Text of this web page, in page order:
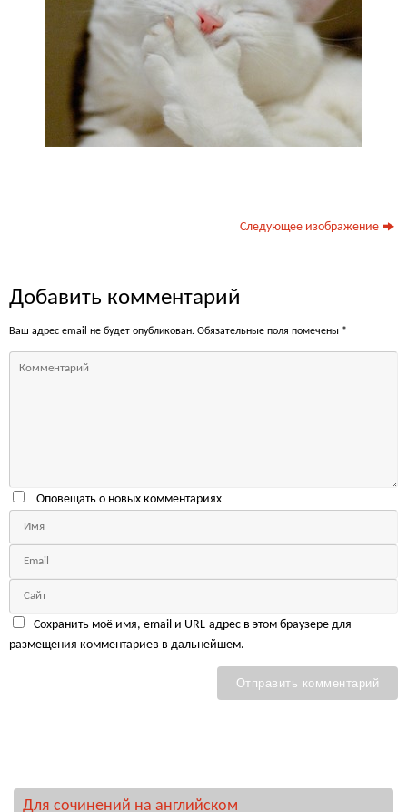
Следующее изображение
Добавить комментарий
Ваш адрес email не будет опубликован. Обязательные поля помечены *
Оповещать о новых комментариях
Сохранить моё имя, email и URL-адрес в этом браузере для
размещения комментариев в дальнейшем.
Для сочинений на английском